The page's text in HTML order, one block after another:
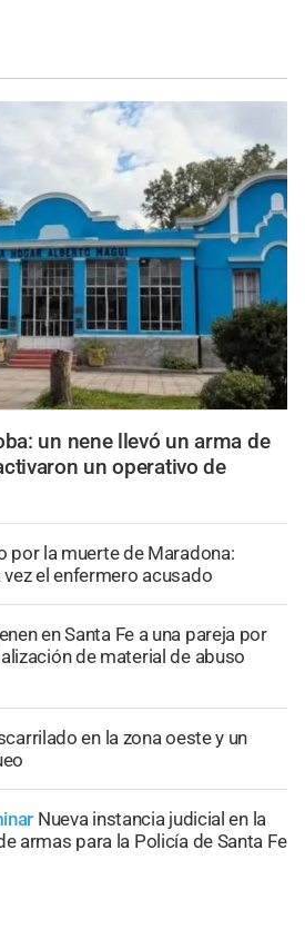
un nene llevó un arma de
un operativo de
por la muerte de Maradona:
el enfermero acusado
en Santa Fe a una pareja por
de material de abuso
en la zona oeste y un
Nueva instancia judicial en la
armas para la Policía de Santa Fe